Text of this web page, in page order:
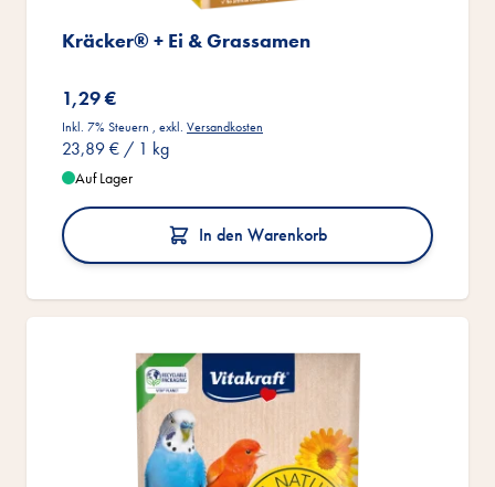
Kräcker® + Ei & Grassamen
1,29 €
Inkl. 7% Steuern , exkl. Versandkosten
23,89 € / 1 kg
Auf Lager
In den Warenkorb